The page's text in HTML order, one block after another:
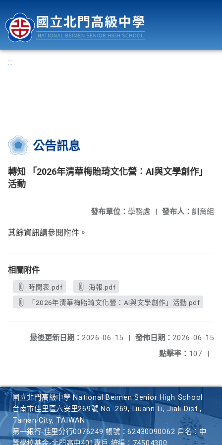
:::
公告訊息
轉知 「2026年清華梅貽琦文化營：AI與文學創作」
活動
發布人： 訓育組
發布單位： 學務處 |
其餘資訊請參閱附件。
相關附件
時間表.pdf
海報.pdf
「2026年清華梅貽琦文化營：AI與文學創作」活動.pdf
發佈日期： 2026-06-15
最後更新日期： 2026-06-15
|
點擊率： 107 |
國立北門高級中學 National Beimen Senior High School
台南市佳里區六安里269號 No. 269, Liuann Li, Jiali Dist.,
Tainan City, TAIWAN
第一銀行 佳里分行0076249 帳號：62430090062 戶名：中
等學校基金-北門高中401專戶 統編：74504300